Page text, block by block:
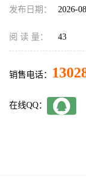
发布日期： 2026-
阅 读 量： 43
销售电话：
在线QQ：